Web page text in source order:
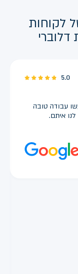
לקוחות
דלוברי
5.0
עבודה טובה
איתם.